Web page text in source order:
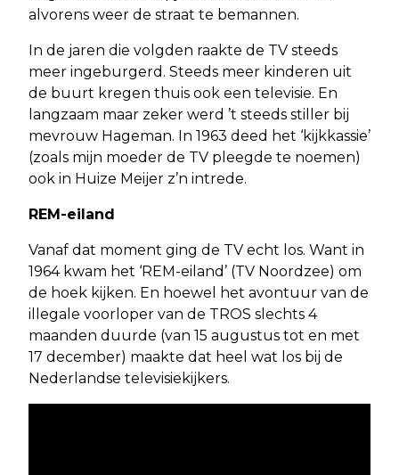
alvorens weer de straat te bemannen.
In de jaren die volgden raakte de TV steeds
meer ingeburgerd. Steeds meer kinderen uit
de buurt kregen thuis ook een televisie. En
langzaam maar zeker werd ’t steeds stiller bij
mevrouw Hageman. In 1963 deed het ‘kijkkassie’
(zoals mijn moeder de TV pleegde te noemen)
ook in Huize Meijer z’n intrede.
REM-eiland
Vanaf dat moment ging de TV echt los. Want in
1964 kwam het ‘REM-eiland’ (TV Noordzee) om
de hoek kijken. En hoewel het avontuur van de
illegale voorloper van de TROS slechts 4
maanden duurde (van 15 augustus tot en met
17 december) maakte dat heel wat los bij de
Nederlandse televisiekijkers.